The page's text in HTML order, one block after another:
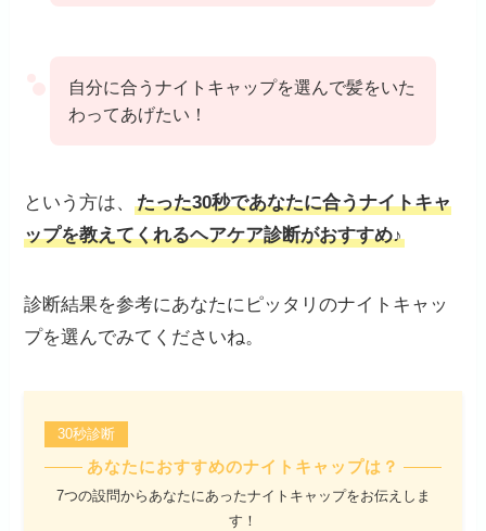
自分に合うナイトキャップを選んで髪をいた
わってあげたい！
という方は、たった30秒であなたに合うナイトキャ
ップを教えてくれるヘアケア診断がおすすめ♪
診断結果を参考にあなたにピッタリのナイトキャッ
プを選んでみてくださいね。
30秒診断
あなたにおすすめのナイトキャップは？
7つの設問からあなたにあったナイトキャップをお伝えしま
す！